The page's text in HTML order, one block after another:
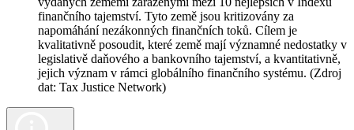
finančního tajemství. Tyto země jsou kritizovány za
napomáhání nezákonných finančních toků. Cílem je
kvalitativně posoudit, které země mají významné nedostatky v
legislativě daňového a bankovního tajemství, a kvantitativně,
jejich význam v rámci globálního finančního systému. (Zdroj
dat: Tax Justice Network)